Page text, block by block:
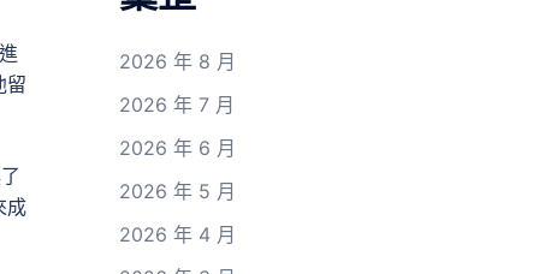
留
成
2026 年 8 月
2026 年 7 月
2026 年 6 月
2026 年 5 月
2026 年 4 月